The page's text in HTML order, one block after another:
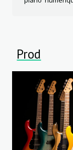
désigne la
touches et
mécanique du
variété de
Prod